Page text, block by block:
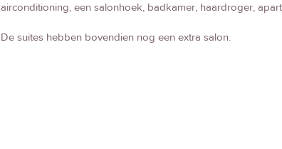
airconditioning, een salonhoek, badkamer, haardroger,
De suites hebben bovendien nog een extra salon.